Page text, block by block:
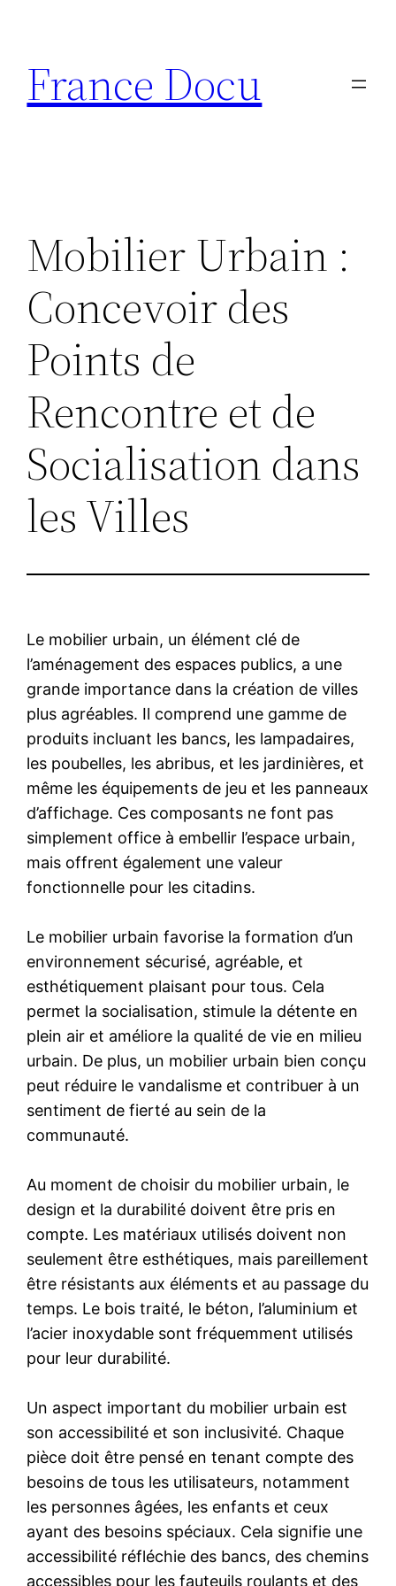
contenu
France Docu
Mobilier Urbain :
Concevoir des
Points de
Rencontre et de
Socialisation dans
les Villes
Le mobilier urbain, un élément clé de
l’aménagement des espaces publics, a une
grande importance dans la création de villes
plus agréables. Il comprend une gamme de
produits incluant les bancs, les lampadaires,
les poubelles, les abribus, et les jardinières, et
même les équipements de jeu et les panneaux
d’affichage. Ces composants ne font pas
simplement office à embellir l’espace urbain,
mais offrent également une valeur
fonctionnelle pour les citadins.
Le mobilier urbain favorise la formation d’un
environnement sécurisé, agréable, et
esthétiquement plaisant pour tous. Cela
permet la socialisation, stimule la détente en
plein air et améliore la qualité de vie en milieu
urbain. De plus, un mobilier urbain bien conçu
peut réduire le vandalisme et contribuer à un
sentiment de fierté au sein de la
communauté.
Au moment de choisir du mobilier urbain, le
design et la durabilité doivent être pris en
compte. Les matériaux utilisés doivent non
seulement être esthétiques, mais pareillement
être résistants aux éléments et au passage du
temps. Le bois traité, le béton, l’aluminium et
l’acier inoxydable sont fréquemment utilisés
pour leur durabilité.
Un aspect important du mobilier urbain est
son accessibilité et son inclusivité. Chaque
pièce doit être pensé en tenant compte des
besoins de tous les utilisateurs, notamment
les personnes âgées, les enfants et ceux
ayant des besoins spéciaux. Cela signifie une
accessibilité réfléchie des bancs, des chemins
accessibles pour les fauteuils roulants et des